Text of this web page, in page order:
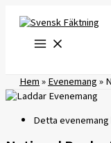
innehåll
Hem»Evenemang»
Detta